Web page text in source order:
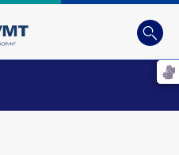
Busca
Digite